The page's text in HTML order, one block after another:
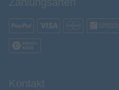
Kontakt